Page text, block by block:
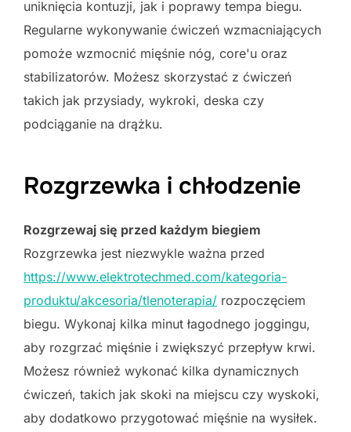
uniknięcia kontuzji, jak i poprawy tempa biegu.
Regularne wykonywanie ćwiczeń wzmacniających
pomoże wzmocnić mięśnie nóg, core'u oraz
stabilizatorów. Możesz skorzystać z ćwiczeń
takich jak przysiady, wykroki, deska czy
podciąganie na drążku.
Rozgrzewka i chłodzenie
Rozgrzewaj się przed każdym biegiem
Rozgrzewka jest niezwykle ważna przed
https://www.elektrotechmed.com/kategoria-
produktu/akcesoria/tlenoterapia/ rozpoczęciem
biegu. Wykonaj kilka minut łagodnego joggingu,
aby rozgrzać mięśnie i zwiększyć przepływ krwi.
Możesz również wykonać kilka dynamicznych
ćwiczeń, takich jak skoki na miejscu czy wyskoki,
aby dodatkowo przygotować mięśnie na wysiłek.